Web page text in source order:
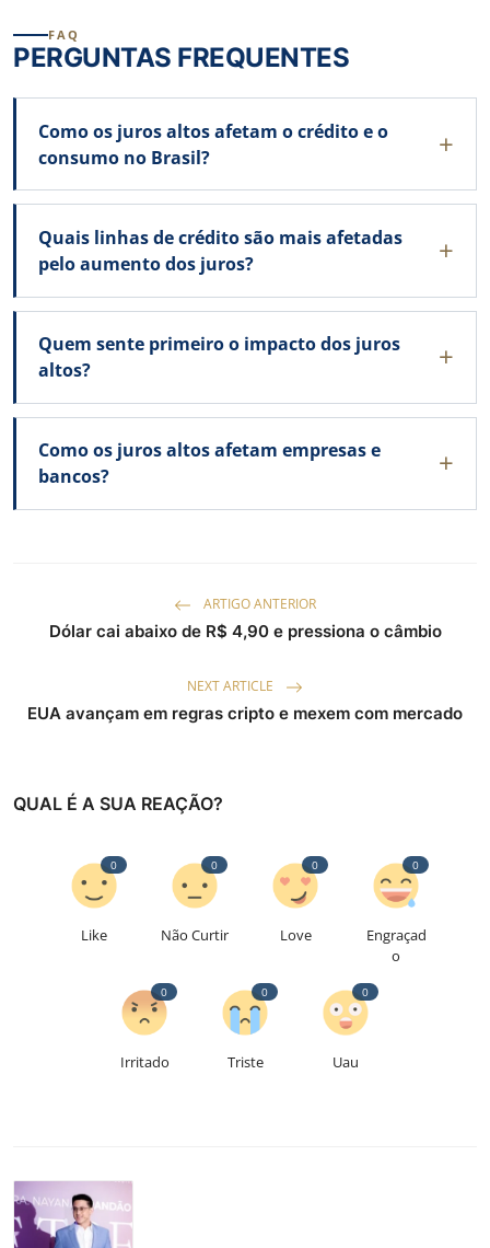
FAQ
PERGUNTAS FREQUENTES
Como os juros altos afetam o crédito e o
consumo no Brasil?
Quais linhas de crédito são mais afetadas
pelo aumento dos juros?
Quem sente primeiro o impacto dos juros
altos?
Como os juros altos afetam empresas e
bancos?
ARTIGO ANTERIOR
Dólar cai abaixo de R$ 4,90 e pressiona o câmbio
NEXT ARTICLE
EUA avançam em regras cripto e mexem com mercado
QUAL É A SUA REAÇÃO?
Like
0
Não Curtir
0
Love
0
Engraçad
o
0
Irritado
0
Triste
0
Uau
0